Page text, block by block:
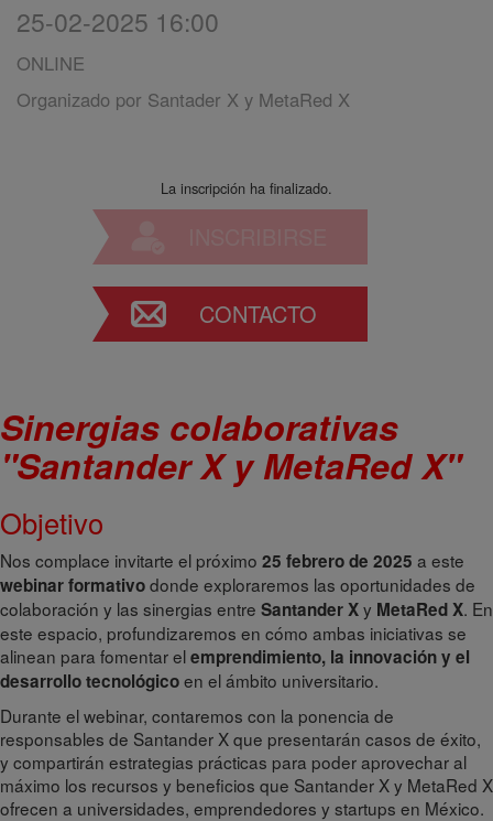
25-02-2025 16:00
ONLINE
Organizado por Santader X y MetaRed X
La inscripción ha finalizado.
CONTACTO
Sinergias colaborativas
"Santander X y MetaRed X"
Objetivo
Nos complace invitarte el próximo 25 febrero de 2025 a este
webinar formativodonde exploraremos las oportunidades de
colaboración y las sinergias entre Santander Xy MetaRed X. En
este espacio, profundizaremos en cómo ambas iniciativas se
alinean para fomentar elemprendimiento, la innovación y el
desarrollo tecnológicoen el ámbito universitario.
Durante el webinar, contaremos con la ponencia de
responsables de Santander X que presentarán casos de éxito,
y compartirán estrategias prácticas para poder aprovechar al
máximo los recursos y beneficios que Santander X y MetaRed X
ofrecen a universidades, emprendedores y startups en México.